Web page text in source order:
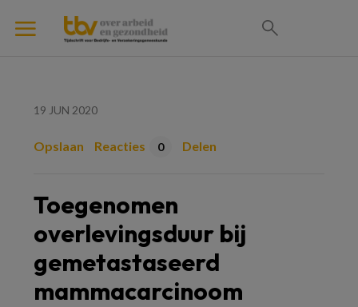
19 JUN 2020
Opslaan Reacties 0 Delen
Toegenomen
overlevingsduur bij
gemetastaseerd
mammacarcinoom